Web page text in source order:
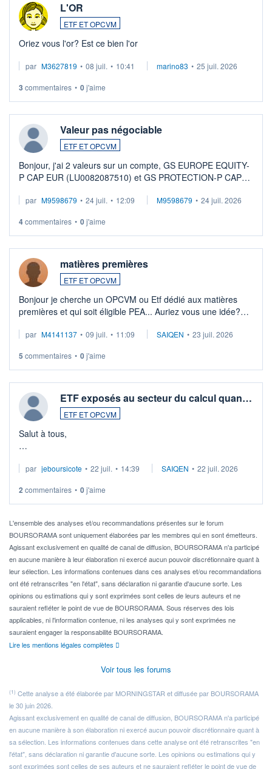
L'OR
ETF ET OPCVM
Oriez vous l'or? Est ce bien l'or
par M3627819 • 08 juil. • 10:41 marino83 • 25 juil. 2026
3 commentaires • 0j'aime
Valeur pas négociable
ETF ET OPCVM
Bonjour, j'ai 2 valeurs sur un compte, GS EUROPE EQUITY-
P CAP EUR (LU0082087510) et GS PROTECTION-P CAP
veux procéder à la vente, on me signale ...
par M9598679 • 24 juil. • 12:09 M9598679 • 24 juil. 2026
4commentaires • 0j'aime
matières premières
ETF ET OPCVM
Bonjour je cherche un OPCVM ou Etf dédié aux matières
premières et qui soit éligible PEA... Auriez vous une idée?
par M4141137 • 09 juil. • 11:09 SAIQEN • 23 juil. 2026
5 commentaires • 0j'aime
ETF exposés au secteur du calcul quan…
ETF ET OPCVM
Salut à tous,
via un ETF plutôt que des actions individuelles.
Idéalement, je voudrais qu'il soit éligible au PEA.
Pour l' ...
par jeboursicote • 22 juil. • 14:39 SAIQEN • 22 juil. 2026
2 commentaires • 0j'aime
L'ensemble des analyses et/ou recommandations présentes sur le forum
BOURSORAMA sont uniquement élaborées par les membres qui en sont émetteurs.
Agissant exclusivement en qualité de canal de diffusion, BOURSORAMA n'a participé
en aucune manière à leur élaboration ni exercé aucun pouvoir discrétionnaire quant à
leur sélection. Les informations contenues dans ces analyses et/ou recommandations
ont été retranscrites "en l'état", sans déclaration ni garantie d'aucune sorte. Les
opinions ou estimations qui y sont exprimées sont celles de leurs auteurs et ne
sauraient refléter le point de vue de BOURSORAMA. Sous réserves des lois
applicables, ni l'information contenue, ni les analyses qui y sont exprimées ne
sauraient engager la responsabilité BOURSORAMA.
Lire les mentions légales complètes
Voir tous les forums
(1) Cette analyse a été élaborée par MORNINGSTAR et diffusée par BOURSORAMA
le 30 juin 2026.
Agissant exclusivement en qualité de canal de diffusion, BOURSORAMA n'a participé
en aucune manière à son élaboration ni exercé aucun pouvoir discrétionnaire quant à
sa sélection. Les informations contenues dans cette analyse ont été retranscrites "en
l'état", sans déclaration ni garantie d'aucune sorte. Les opinions ou estimations qui y
sont exprimées sont celles de ses auteurs et ne sauraient refléter le point de vue de